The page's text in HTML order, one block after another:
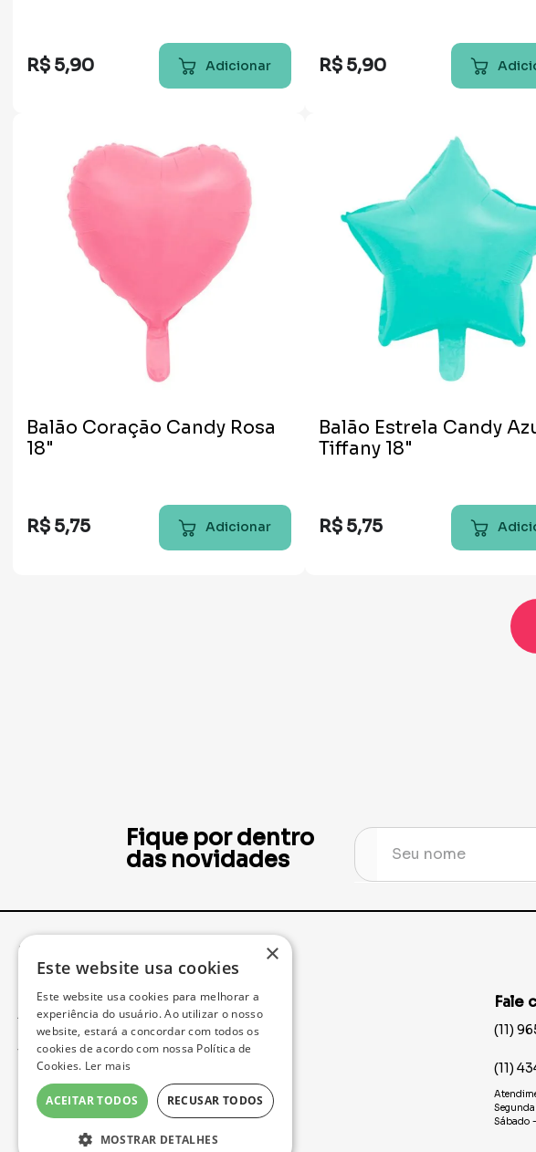
R$ 5,90 Adicionar R$ 5,90
Balão Coração Candy Rosa
18"
R$ 5,75 Adicionar
Balão Estrela Candy
Tiffany 18"
R$ 5,75
Balão Metalizado
Azul Escuro 34"
Garfo Madeira - 50
unidades
Fique por dentro
das novidades
×
Este website usa cookies
Este website usa cookies para melhorar a
experiência do usuário. Ao utilizar o nosso
website, estará a concordar com todos os
cookies de acordo com nossa Política de
Cookies. Ler mais
ACEITAR TODOS RECUSAR TODOS
MOSTRAR DETALHES